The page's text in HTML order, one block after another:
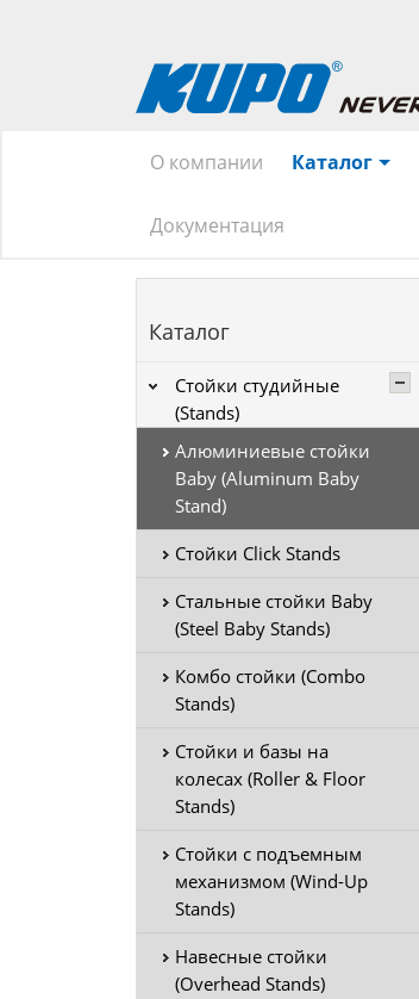
О компании Каталог
Документация
Каталог
Стойки студийные
(Stands)
Алюминиевые стойки
Baby (Aluminum Baby
Stand)
Стойки Click Stands
Стальные стойки Baby
(Steel Baby Stands)
Комбо стойки (Combo
Stands)
Стойки и базы на
колесах (Roller & Floor
Stands)
Стойки с подъемным
механизмом (Wind-Up
Stands)
Навесные стойки
(Overhead Stands)